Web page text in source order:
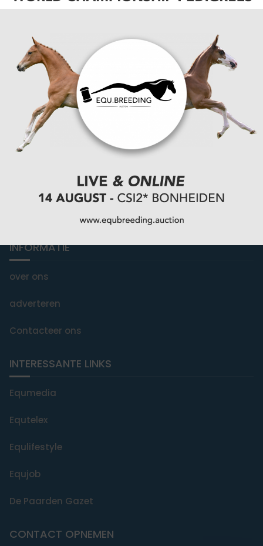
You Ride it We Write it, Equestrian news
INFORMATIE
over ons
adverteren
Contacteer ons
INTERESSANTE LINKS
Equmedia
Equtelex
Equlifestyle
Equjob
De Paarden Gazet
CONTACT OPNEMEN